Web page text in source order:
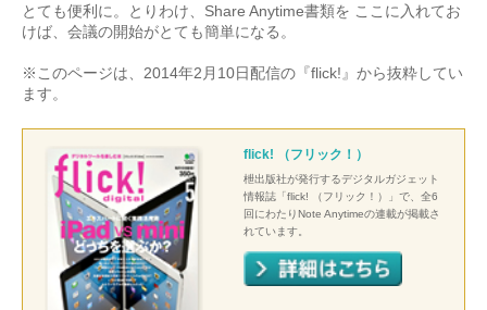
とても便利に。とりわけ、Share Anytime書類を ここに入れてお
けば、会議の開始がとても簡単になる。
※このページは、2014年2月10日配信の『flick!』から抜粋してい
ます。
flick! （フリック！）
枻出版社が発行するデジタルガジェット
情報誌「flick! （フリック！）」で、全6
回にわたりNote Anytimeの連載が掲載さ
れています。